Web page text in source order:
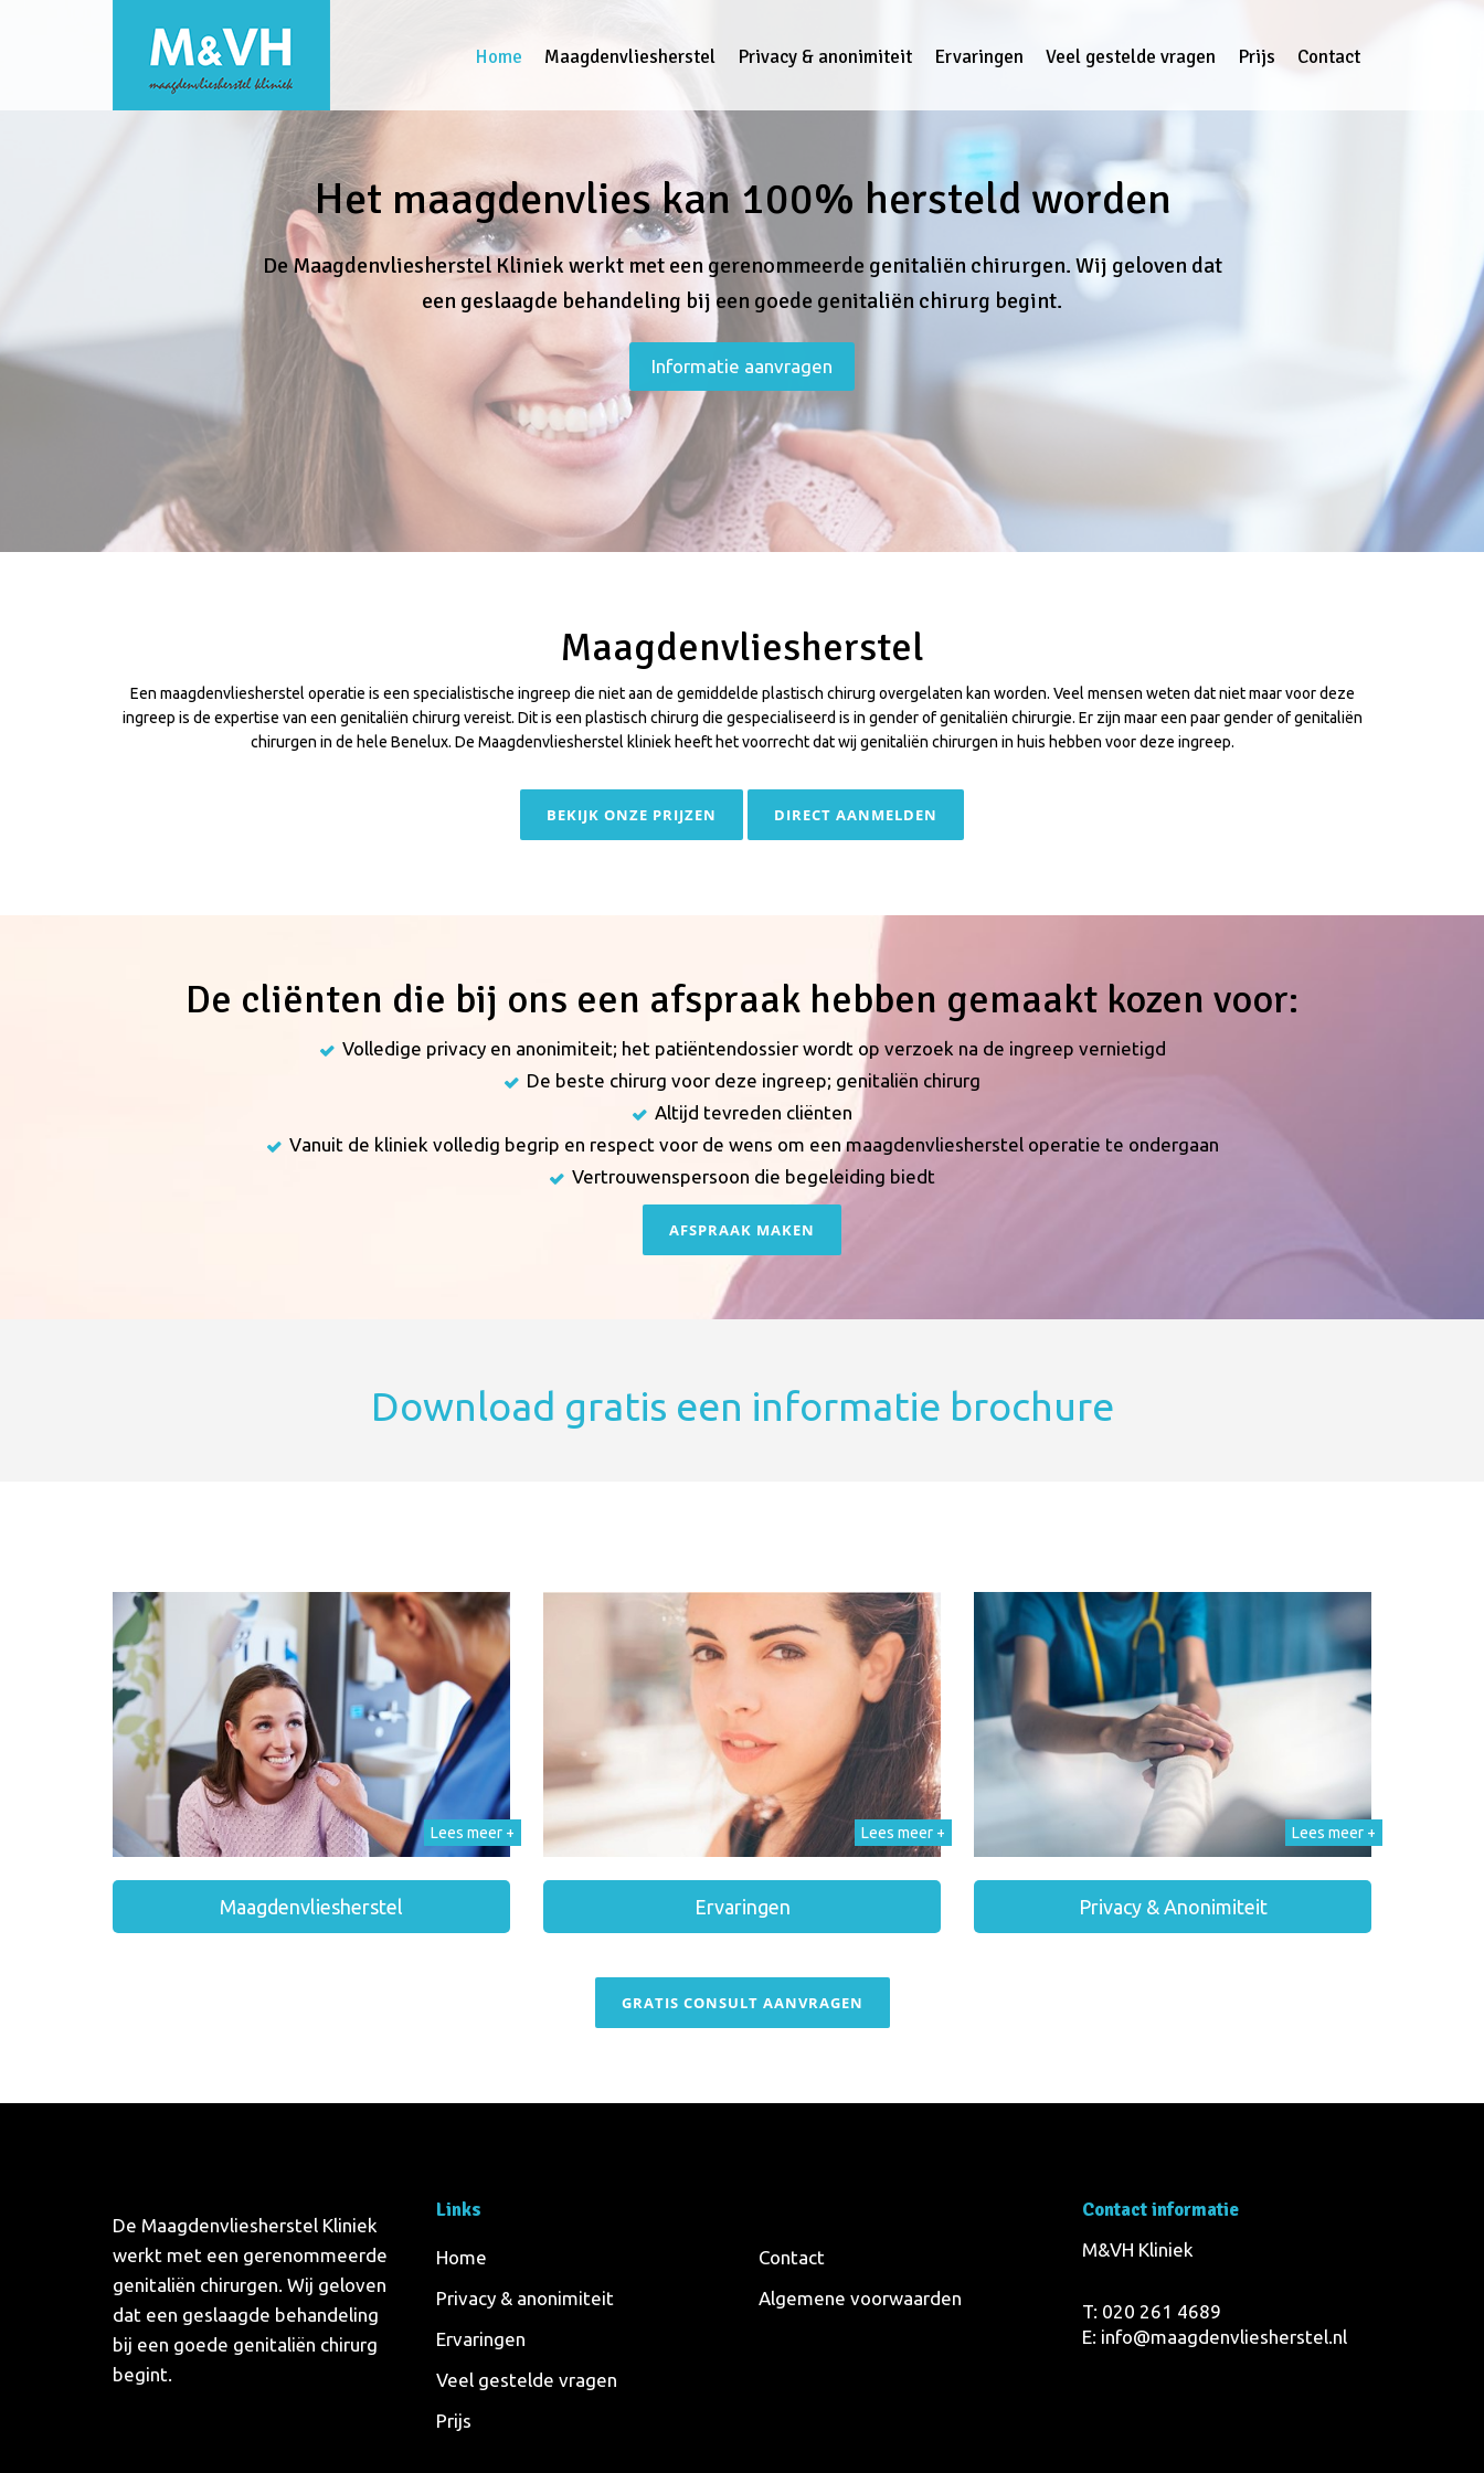
Home Maagdenvliesherstel Privacy & anonimiteit Ervaringen Veel gestelde vragen Prijs Contact
Het maagdenvlies kan 100% hersteld worden
De Maagdenvliesherstel Kliniek werkt met een gerenommeerde genitaliën chirurgen. Wij geloven dat
een geslaagde behandeling bij een goede genitaliën chirurg begint.
Informatie aanvragen
Maagdenvliesherstel
Een maagdenvliesherstel operatie is een specialistische ingreep die niet aan de gemiddelde plastisch chirurg overgelaten kan worden. Veel mensen weten dat niet maar voor deze
ingreep is de expertise van een genitaliën chirurg vereist. Dit is een plastisch chirurg die gespecialiseerd is in gender of genitaliën chirurgie. Er zijn maar een paar gender of genitaliën
chirurgen in de hele Benelux. De Maagdenvliesherstel kliniek heeft het voorrecht dat wij genitaliën chirurgen in huis hebben voor deze ingreep.
BEKIJK ONZE PRIJZEN DIRECT AANMELDEN
De cliënten die bij ons een afspraak hebben gemaakt kozen voor:
Volledige privacy en anonimiteit; het patiëntendossier wordt op verzoek na de ingreep vernietigd
De beste chirurg voor deze ingreep; genitaliën chirurg
Altijd tevreden cliënten
Vanuit de kliniek volledig begrip en respect voor de wens om een maagdenvliesherstel operatie te ondergaan
Vertrouwenspersoon die begeleiding biedt
AFSPRAAK MAKEN
Download gratis een informatie brochure
Lees meer +
Maagdenvliesherstel
Lees meer +
Ervaringen
Lees meer +
Privacy & Anonimiteit
GRATIS CONSULT AANVRAGEN
De Maagdenvliesherstel Kliniek
werkt met een gerenommeerde
genitaliën chirurgen. Wij geloven
dat een geslaagde behandeling
bij een goede genitaliën chirurg
begint.
Links
Home
Privacy & anonimiteit
Ervaringen
Veel gestelde vragen
Prijs
Contact
Algemene voorwaarden
Contact informatie
M&VH Kliniek
T: 020 261 4689
E: info@maagdenvliesherstel.nl